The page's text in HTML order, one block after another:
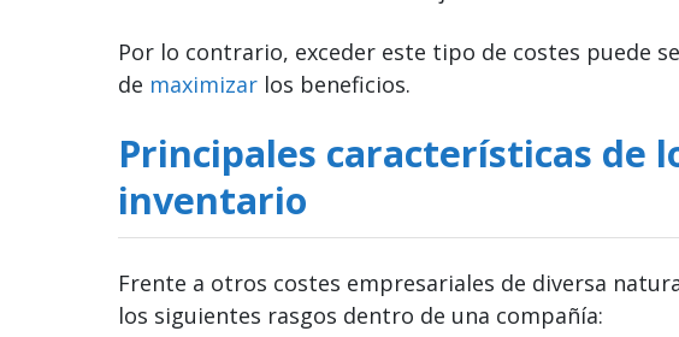
Por lo contrario, exceder este tipo de costes puede
de maximizar los beneficios.
Principales características de
inventario
Frente a otros costes empresariales de diversa
los siguientes rasgos dentro de una compañía: